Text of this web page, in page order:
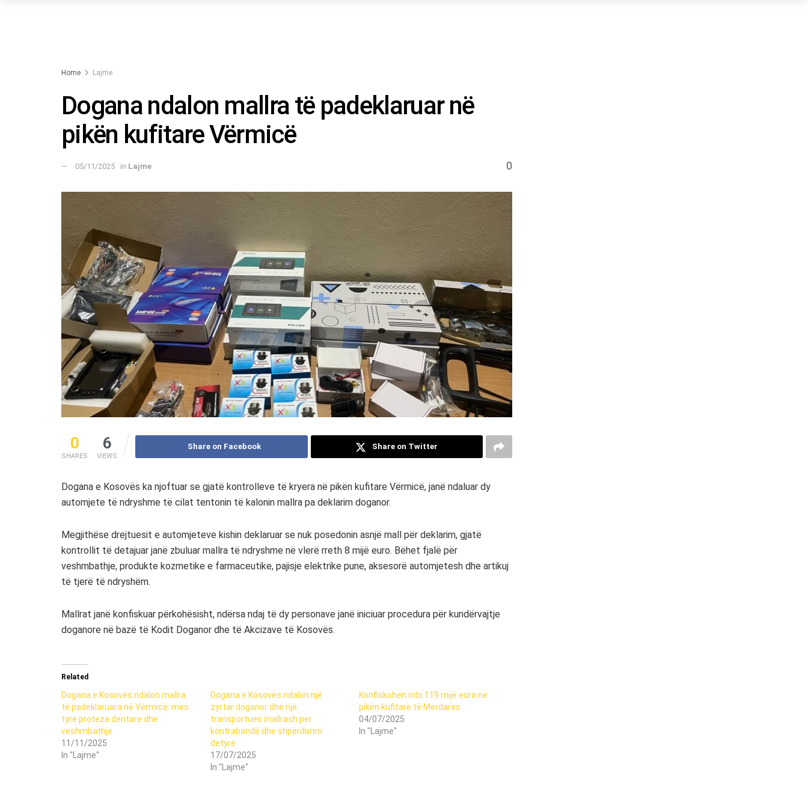
Home Lajme
Dogana ndalon mallra të padeklaruar në
pikën kufitare Vërmicë
05/11/2025 in Lajme 0
0
SHARES
6
VIEWS
Share on Facebook Share on Twitter
Dogana e Kosovës ka njoftuar se gjatë kontrolleve të kryera në pikën kufitare Vërmicë, janë ndaluar dy
automjete të ndryshme të cilat tentonin të kalonin mallra pa deklarim doganor.
Megjithëse drejtuesit e automjeteve kishin deklaruar se nuk posedonin asnjë mall për deklarim, gjatë
kontrollit të detajuar janë zbuluar mallra të ndryshme në vlerë rreth 8 mijë euro. Bëhet fjalë për
veshmbathje, produkte kozmetike e farmaceutike, pajisje elektrike pune, aksesorë automjetesh dhe artikuj
të tjerë të ndryshëm.
Mallrat janë konfiskuar përkohësisht, ndërsa ndaj të dy personave janë iniciuar procedura për kundërvajtje
doganore në bazë të Kodit Doganor dhe të Akcizave të Kosovës.
Related
Dogana e Kosovës ndalon mallra
të padeklaruara në Vërmicë: mes
tyre proteza dentare dhe
veshmbathje
11/11/2025
In "Lajme"
Dogana e Kosovës ndalon një
zyrtar doganor dhe një
transportues mallrash për
kontrabandë dhe shpërdorim
detyre
17/07/2025
In "Lajme"
Konfiskohen mbi 119 mijë euro në
pikën kufitare të Merdares
04/07/2025
In "Lajme"